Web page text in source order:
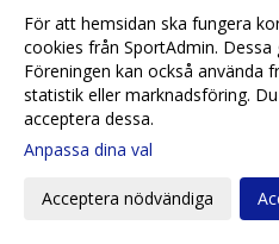
Kom ihåg - Årsmöte
Härlig insats av damerna
Dags för revansch!
Dubbelarrangemang i Sånnahallen
Första vinsten i division 1!!!
Mingelträff för alla våra ledare!
För att hemsidan ska fungera
cookies från SportAdmin.
Föreningen kan också använda
statistik eller marknadsföring.
acceptera dessa.
Anpassa dina val
Acceptera nödvändiga